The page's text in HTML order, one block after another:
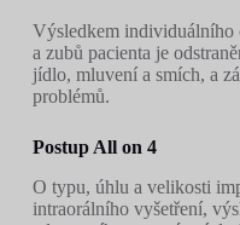
Výsledkem individuálního
a zubů pacienta je
jídlo, mluvení a smích, a
problémů.
Postup All on 4
O typu, úhlu a velikosti
intraorálního vyšetření,